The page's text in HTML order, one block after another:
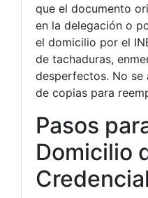
que el documento
en la delegación o
el domicilio por el
de tachaduras,
desperfectos. No se
de copias para
Pasos
Domicilio